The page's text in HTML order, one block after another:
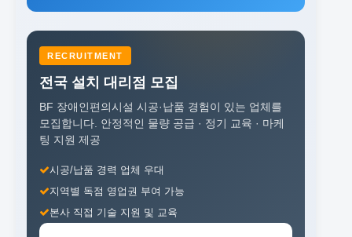
RECRUITMENT
전국 설치 대리점 모집
BF 장애인편의시설 시공·납품 경험이 있는 업체를
모집합니다. 안정적인 물량 공급 · 정기 교육 · 마케
팅 지원 제공
시공/납품 경력 업체 우대
지역별 독점 영업권 부여 가능
본사 직접 기술 지원 및 교육